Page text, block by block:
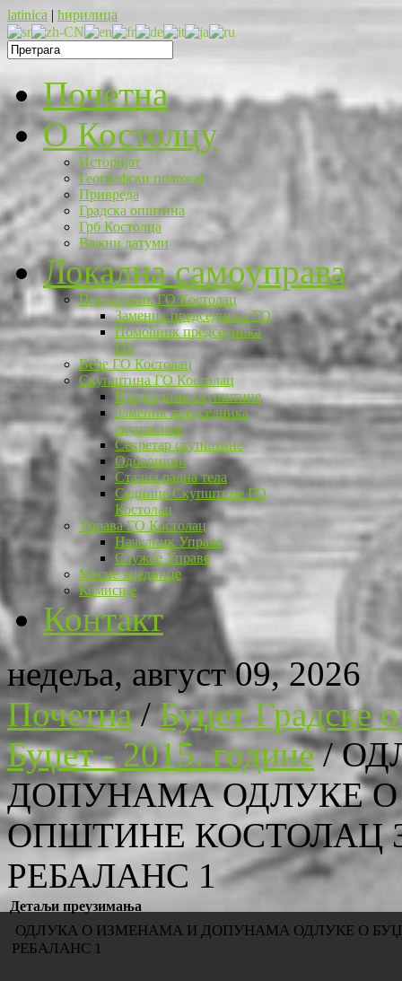
latinica | ћирилица
Почетна
O Костолцу
Историјат
Географски положај
Привреда
Градска општина
Грб Костолца
Важни датуми
Локална самоуправа
Председник ГО Костолац
Заменик председника ГО
Помоћник председника
ГО
Веће ГО Костолац
Скупштина ГО Костолац
Председник скупштине
Заменик председника
скупштине
Секретар скупштине
Одборници
Стална радна тела
Седнице Скупштине ГО
Костолац
Управа ГО Костолац
Начелник Управе
Службе Управе
Месне заједнице
Комисије
Контакт
недеља, август 09, 2026
Почетна/Буџет Градске
Буџет - 2015. године/
ДОПУНАМА ОДЛУКЕ О
ОПШТИНЕ КОСТОЛАЦ
РЕБАЛАНС 1
Детаљи преузимања
ОДЛУКА О ИЗМЕНАМА И ДОПУНАМА ОДЛУКЕ О
РЕБАЛАНС 1